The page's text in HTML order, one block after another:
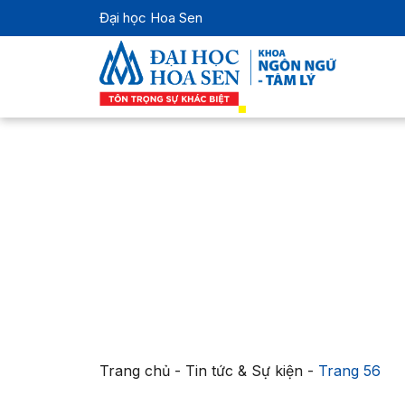
Đại học Hoa Sen
Trang chủ- Tin tức & Sự kiện- Trang 56